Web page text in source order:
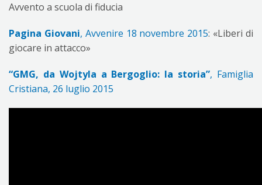
Avvento a scuola di fiducia
Pagina Giovani, Avvenire 18 novembre 2015: «Liberi di
giocare in attacco»
“GMG, da Wojtyla a Bergoglio: la storia”, Famiglia
Cristiana, 26 luglio 2015